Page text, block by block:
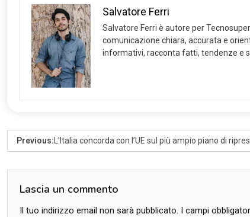
Salvatore Ferri
Salvatore Ferri è autore per
comunicazione chiara, accurata e
informativi, racconta fatti, tendenze e
Previous:L’Italia concorda con l’UE sul più ampio piano di
Lascia un commento
Il tuo indirizzo email non sarà pubblicato. I campi